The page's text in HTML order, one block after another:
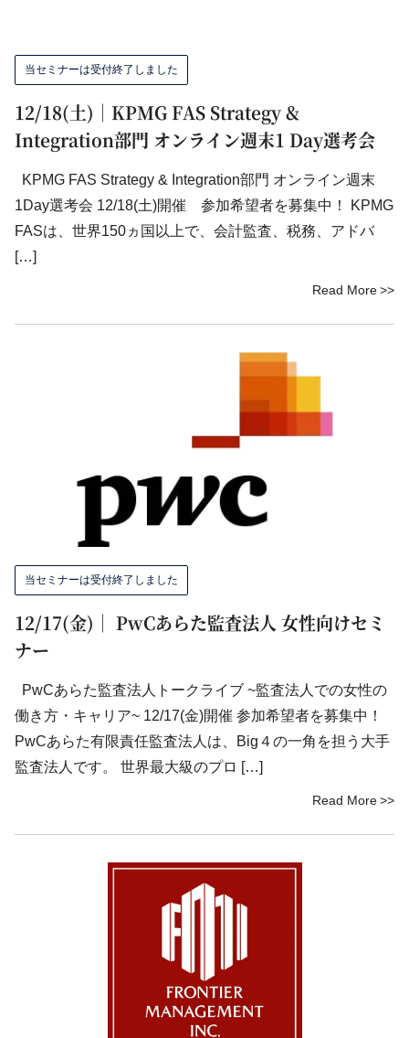
当セミナーは受付終了しました
12/18(土)｜KPMG FAS Strategy &
Integration部門 オンライン週末1 Day選考会
KPMG FAS Strategy & Integration部門 オンライン週末
1Day選考会 12/18(土)開催 参加希望者を募集中！ KPMG
FASは、世界150ヵ国以上で、会計監査、税務、アドバ
[…]
Read More
当セミナーは受付終了しました
12/17(金)｜ PwCあらた監査法人 女性向けセミ
ナー
PwCあらた監査法人トークライブ ~監査法人での女性の
働き方・キャリア~ 12/17(金)開催 参加希望者を募集中！
PwCあらた有限責任監査法人は、Big４の一角を担う大手
監査法人です。 世界最大級のプロ […]
Read More